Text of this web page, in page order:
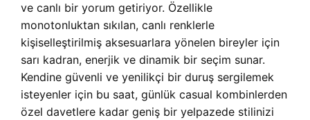
ve canlı bir yorum getiriyor. Özellikle
monotonluktan sıkılan, canlı renklerle
kişiselleştirilmiş aksesuarlara yönelen bireyler için
sarı kadran, enerjik ve dinamik bir seçim sunar.
Kendine güvenli ve yenilikçi bir duruş sergilemek
isteyenler için bu saat, günlük casual kombinlerden
özel davetlere kadar geniş bir yelpazede stilinizi